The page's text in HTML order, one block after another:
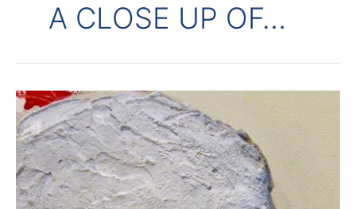
A CLOSE UP OF…
173
A
CLOSE
UP
„ANDERE
DIMENSION
#